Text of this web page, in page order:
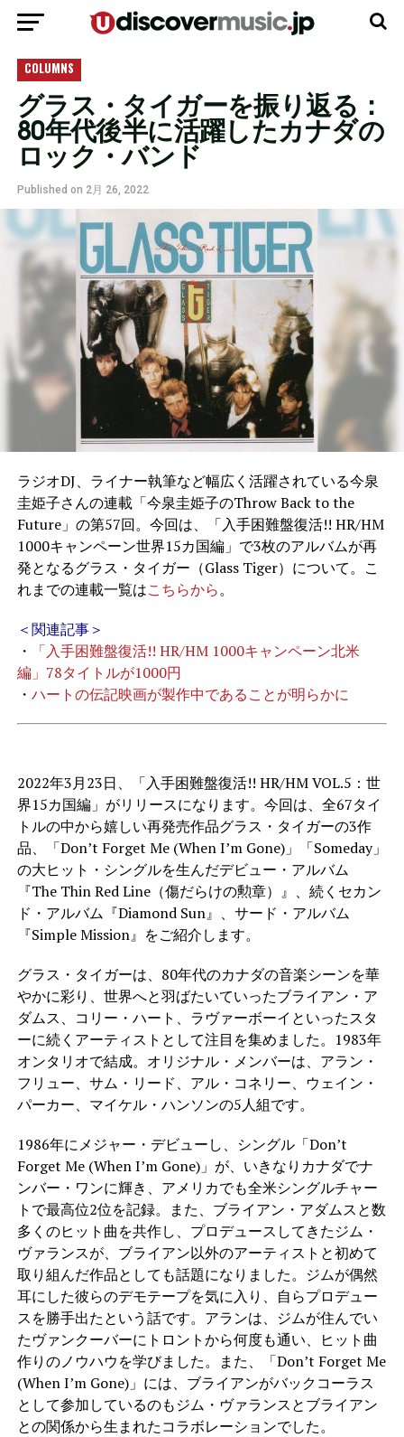
COLUMNS
グラス・タイガーを振り返る：
80年代後半に活躍したカナダの
ロック・バンド
Published on 2月 26, 2022
ラジオDJ、ライナー執筆など幅広く活躍されている今泉
圭姫子さんの連載「今泉圭姫子のThrow Back to the
Future」の第57回。今回は、「入手困難盤復活!! HR/HM
1000キャンペーン世界15カ国編」で3枚のアルバムが再
発となるグラス・タイガー（Glass Tiger）について。こ
れまでの連載一覧はこちらから。
＜関連記事＞
・
「入手困難盤復活!! HR/HM 1000キャンペーン北米
編」78タイトルが1000円
・ ハートの伝記映画が製作中であることが明らかに
2022年3月23日、「入手困難盤復活!! HR/HM VOL.5：世
界15カ国編」がリリースになります。今回は、全67タイ
トルの中から嬉しい再発売作品グラス・タイガーの3作
品、「Don’t Forget Me (When I’m Gone)」「Someday」
の大ヒット・シングルを生んだデビュー・アルバム
『The Thin Red Line（傷だらけの勲章）』、続くセカン
ド・アルバム『Diamond Sun』、サード・アルバム
『Simple Mission』をご紹介します。
グラス・タイガーは、80年代のカナダの音楽シーンを華
やかに彩り、世界へと羽ばたいていったブライアン・ア
ダムス、コリー・ハート、ラヴァーボーイといったスタ
ーに続くアーティストとして注目を集めました。1983年
オンタリオで結成。オリジナル・メンバーは、アラン・
フリュー、サム・リード、アル・コネリー、ウェイン・
パーカー、マイケル・ハンソンの5人組です。
1986年にメジャー・デビューし、シングル「Don’t
Forget Me (When I’m Gone)」が、いきなりカナダでナ
ンバー・ワンに輝き、アメリカでも全米シングルチャー
トで最高位2位を記録。また、ブライアン・アダムスと数
多くのヒット曲を共作し、プロデュースしてきたジム・
ヴァランスが、ブライアン以外のアーティストと初めて
取り組んだ作品としても話題になりました。ジムが偶然
耳にした彼らのデモテープを気に入り、自らプロデュー
スを勝手出たという話です。アランは、ジムが住んでい
たヴァンクーバーにトロントから何度も通い、ヒット曲
作りのノウハウを学びました。また、「Don’t Forget Me
(When I’m Gone)」には、ブライアンがバックコーラス
として参加しているのもジム・ヴァランスとブライアン
との関係から生まれたコラボレーションでした。
モバイルバージョンに移動